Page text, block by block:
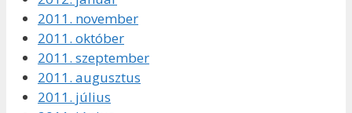
2011. november
2011. október
2011. szeptember
2011. augusztus
2011. július